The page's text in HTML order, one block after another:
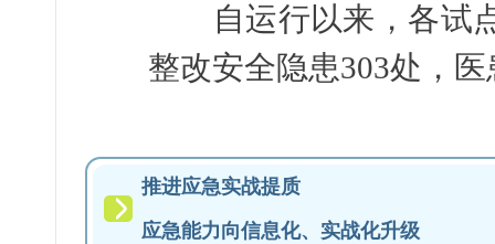
自运行以来，各试点
整改安全隐患303处，
推进应急实战提质
应急能力向信息化、实战化升级